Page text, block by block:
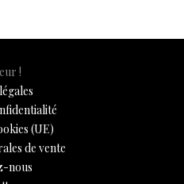
!
(UE)
de vente
nous